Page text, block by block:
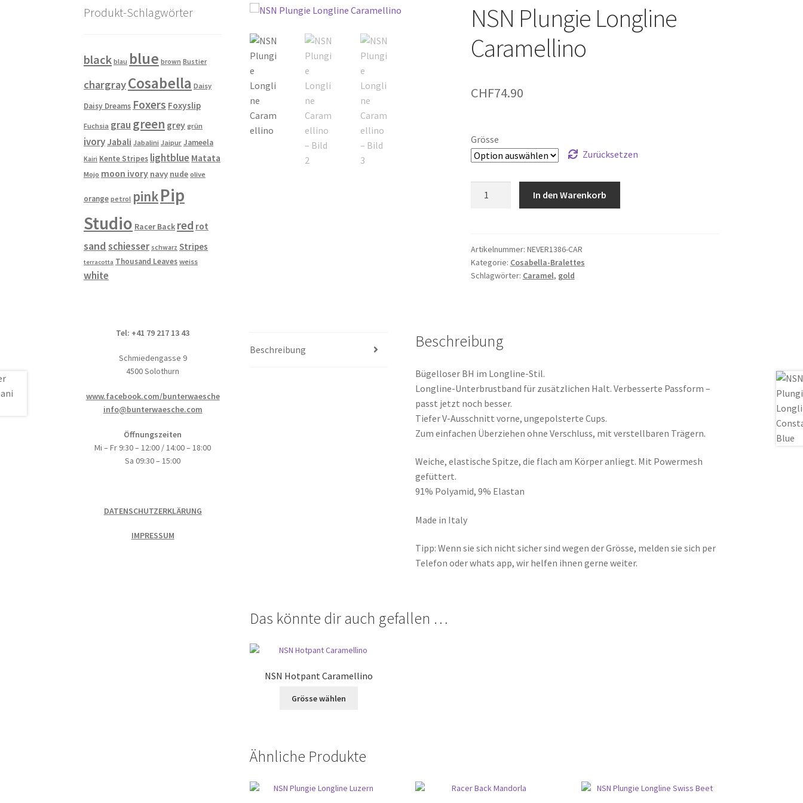
NSN Plungie Longline
Caramellino
CHF74.90
Grösse
Zurücksetzen
Menge
In den Warenkorb
Artikelnummer: NEVER1386-CAR
Kategorie: Cosabella-Bralettes
Schlagwörter: Caramel, gold
Beschreibung Beschreibung
Bügelloser BH im Longline-Stil.
Longline-Unterbrustband für zusätzlichen Halt. Verbesserte Passform –
passt jetzt noch besser.
Tiefer V-Ausschnitt vorne, ungepolsterte Cups.
Zum einfachen Überziehen ohne Verschluss, mit verstellbaren Trägern.
Weiche, elastische Spitze, die flach am Körper anliegt. Mit Powermesh
gefüttert.
91% Polyamid, 9% Elastan
Made in Italy
Tipp: Wenn sie sich nicht sicher sind wegen der Grösse, melden sie sich per
Telefon oder whats app, wir helfen ihnen gerne weiter.
Das könnte dir auch gefallen …
NSN Hotpant Caramellino
Grösse wählen
auf.
Optionen
Ähnliche Produkte
Produkt-Schlagwörter
black blau blue brown Bustier
chargrayCosabella Daisy
Daisy Dreams Foxers Foxyslip
Fuchsia grau green grey grün
ivory Jabali Jabalini Jaipur Jameela
Kairi Kente Stripes lightblue Matata
Mojo moon ivory navy nude olive
orange petrol pinkPip
Studio Racer Back red rot
sand schiesser schwarz Stripes
terracotta Thousand Leaves weiss
white
Tel: +41 79 217 13 43
Schmiedengasse 9
4500 Solothurn
www.facebook.com/bunterwaesche
info@bunterwaesche.com
Öffnungszeiten
Mi – Fr 9:30 – 12:00 / 14:00 – 18:00
Sa 09:30 – 15:00
DATENSCHUTZERKLÄRUNG
IMPRESSUM